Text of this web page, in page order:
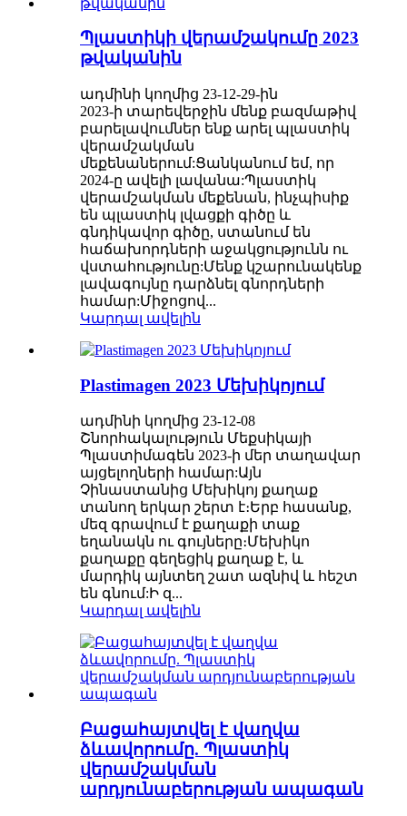
Պլաստիկի վերամշակումը 2023
թվականին
ադմինի կողմից 23-12-29-ին
2023-ի տարեվերջին մենք բազմաթիվ
բարելավումներ ենք արել պլաստիկ
վերամշակման
մեքենաներում:Ցանկանում եմ, որ
2024-ը ավելի լավանա:Պլաստիկ
վերամշակման մեքենան, ինչպիսիք
են պլաստիկ լվացքի գիծը և
գնդիկավոր գիծը, ստանում են
հաճախորդների աջակցությունն ու
վստահությունը:Մենք կշարունակենք
լավագույնը դարձնել գնորդների
համար:Միջոցով...
Կարդալ ավելին
Plastimagen 2023 Մեխիկոյում
ադմինի կողմից 23-12-08
Շնորհակալություն Մեքսիկայի
Պլաստիմագեն 2023-ի մեր տաղավար
այցելողների համար:Այն
Չինաստանից Մեխիկոյ քաղաք
տանող երկար շերտ է։Երբ հասանք,
մեզ գրավում է քաղաքի տաք
եղանակն ու գույները։Մեխիկո
քաղաքը գեղեցիկ քաղաք է, և
մարդիկ այնտեղ շատ ազնիվ և հեշտ
են գնում:Ի զ...
Կարդալ ավելին
Բացահայտվել է վաղվա
ձևավորումը. Պլաստիկ
վերամշակման
արդյունաբերության ապագան